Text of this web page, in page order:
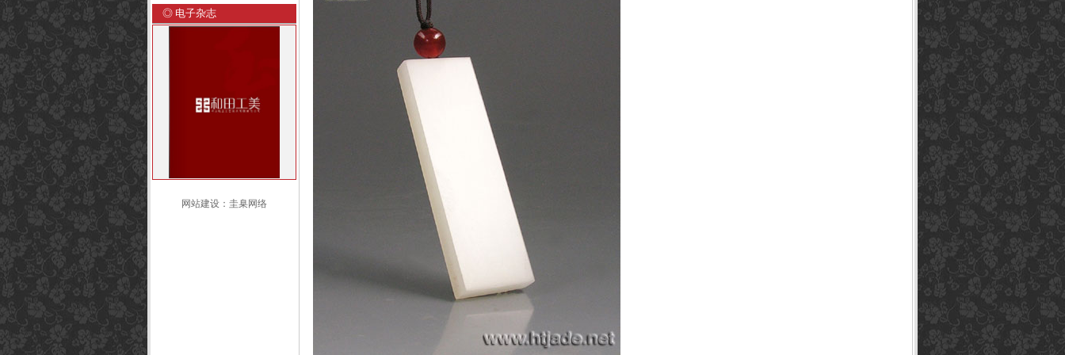
◎ 电子杂志
网站建设 ： 圭臬网络